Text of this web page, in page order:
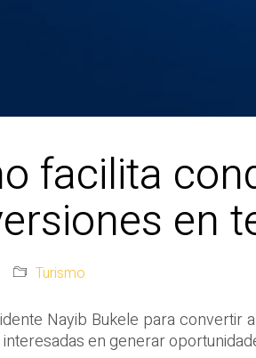
facilita
en
Turismo
Nayib Bukele para convertir
en generar